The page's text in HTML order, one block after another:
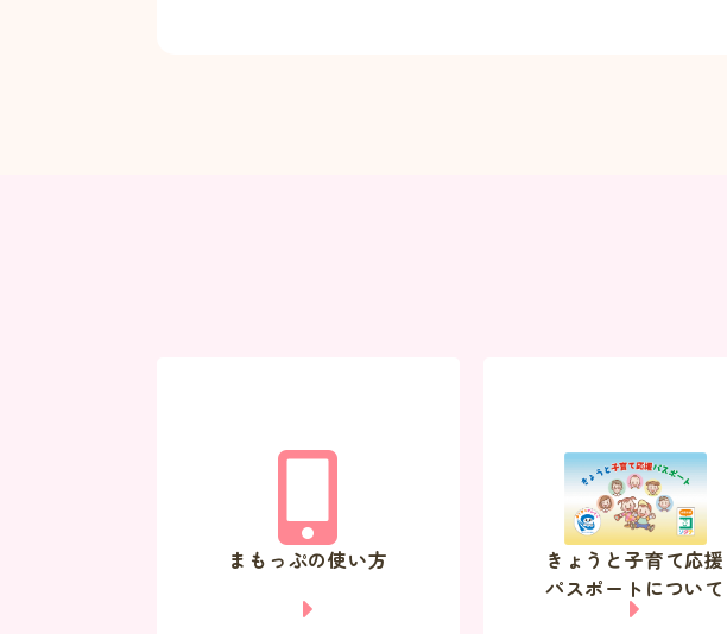
まもっぷの使い方
きょうと子育て応援
パスポートについて